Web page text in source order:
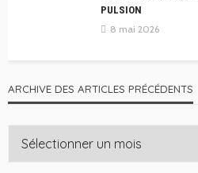
PULSION
8 mai 2026
ARCHIVE DES ARTICLES PRÉCÉDENTS